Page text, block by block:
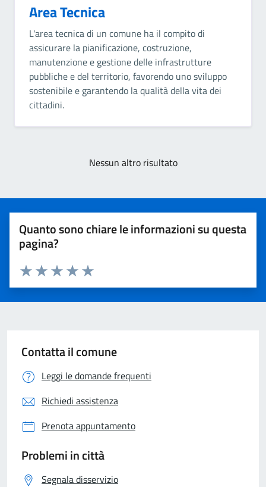
Area Tecnica
L'area tecnica di un comune ha il compito di
assicurare la pianificazione, costruzione,
manutenzione e gestione delle infrastrutture
pubbliche e del territorio, favorendo uno sviluppo
sostenibile e garantendo la qualità della vita dei
cittadini.
Nessun altro risultato
Quanto sono chiare le informazioni su questa
pagina?
Valuta 5 stelle su 5
Valuta 4 stelle su 5
Valuta 3 stelle su 5
Valuta 2 stelle su 5
Valuta 1 stelle su 5
Contatta il comune
Leggi le domande frequenti
Richiedi assistenza
Prenota appuntamento
Problemi in città
Segnala disservizio